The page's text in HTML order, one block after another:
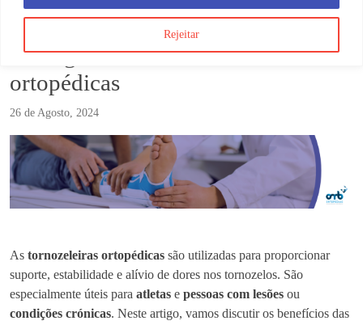
Rejeitar
Vantagens do uso de tornozeleiras
ortopédicas
26 de Agosto, 2024
As tornozeleiras ortopédicas são utilizadas para proporcionar
suporte, estabilidade e alívio de dores nos tornozelos. São
especialmente úteis para atletas e pessoas com lesões ou
condições crónicas. Neste artigo, vamos discutir os benefícios das